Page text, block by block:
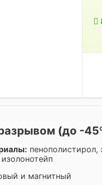
(до -
пенополистирол,
и магнитный